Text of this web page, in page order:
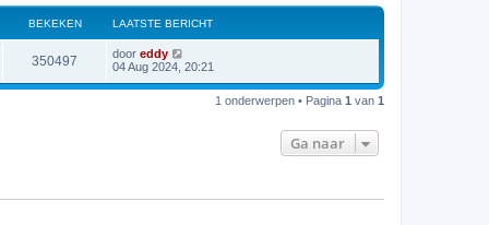
BEKEKEN LAATSTE BERICHT
350497
e
e
L
a
t
c
door eddy
04 Aug 2024, 20:21
1 onderwerpen • Pagina 1 van 1
Ga naar